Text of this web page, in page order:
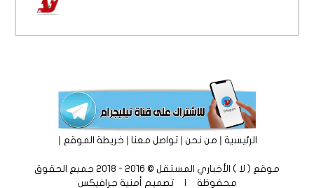
الرئيسية|من نحن|تواصل معنا|خريطة الموقع |
موقع ( لا ) الأخباري المستقل © 2016 - 2018 جميع الحقوق
محفوظة | تصميم
أمنية جرافيكس